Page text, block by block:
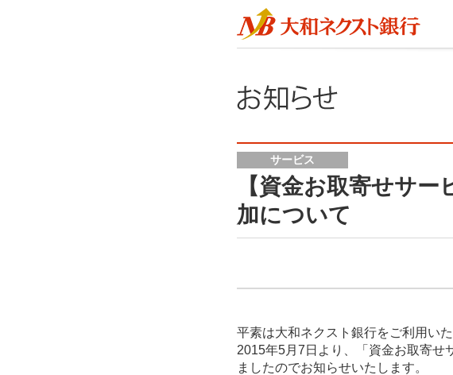
サービス
【資金お取寄せサ
加について
平素は大和ネクスト銀行をご利用い
2015年5月7日より、「資金お取寄せ
ましたのでお知らせいたします。